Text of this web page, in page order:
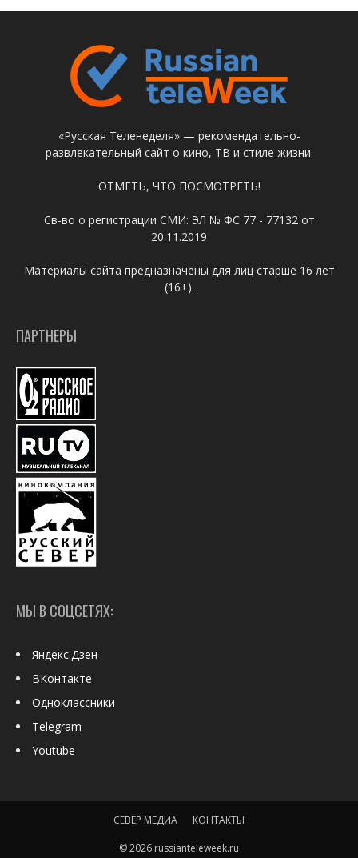
«Русская Теленеделя» — рекомендательно-
развлекательный сайт о кино, ТВ и стиле жизни.
ОТМЕТЬ, ЧТО ПОСМОТРЕТЬ!
Св-во о регистрации СМИ: ЭЛ № ФС 77 - 77132 от
20.11.2019
Материалы сайта предназначены для лиц старше 16 лет
(16+).
ПАРТНЕРЫ
МЫ В СОЦСЕТЯХ:
Яндекс.Дзен
ВКонтакте
Одноклассники
Telegram
Youtube
СЕВЕР МЕДИА КОНТАКТЫ
© 2026 russianteleweek.ru